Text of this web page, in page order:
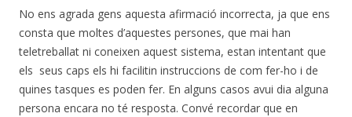
No ens agrada gens aquesta afirmació incorrecta, ja que ens
consta que moltes d’aquestes persones, que mai han
teletreballat ni coneixen aquest sistema, estan intentant que
els seus caps els hi facilitin instruccions de com fer-ho i de
quines tasques es poden fer. En alguns casos avui dia alguna
persona encara no té resposta. Convé recordar que en